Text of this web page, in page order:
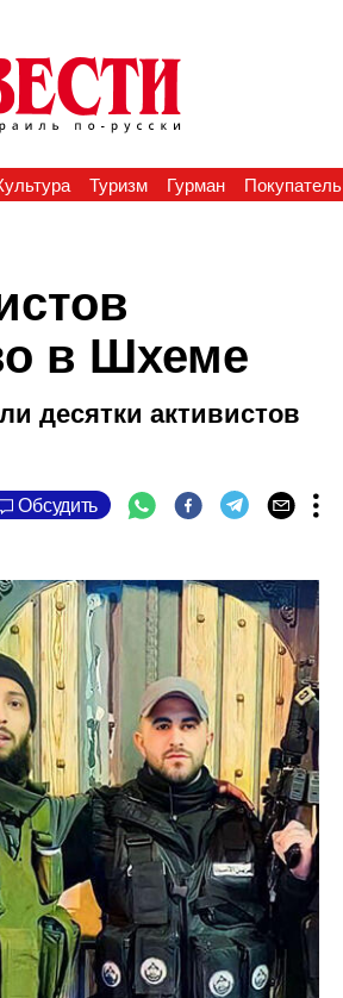
Туризм Гурман Покупатель
в Шхеме
десятки активистов
Обсудить